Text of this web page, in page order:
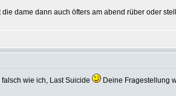
dame dann auch öfters am abend rüber oder
wie ich, Last Suicide Deine Fragestellung